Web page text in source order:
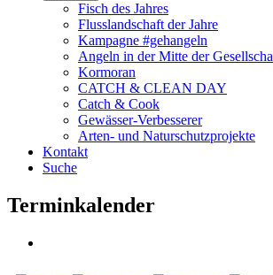
Fisch des Jahres
Flusslandschaft der Jahre
Kampagne #gehangeln
Angeln in der Mitte der
Kormoran
CATCH & CLEAN DAY
Catch & Cook
Gewässer-Verbesserer
Arten- und Naturschutzprojekte
Kontakt
Suche
Terminkalender